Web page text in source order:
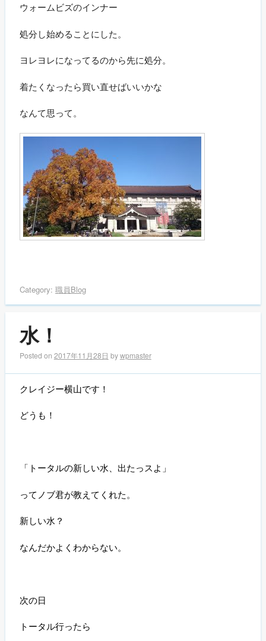
ウォームビズのインナー
処分し始めることにした。
ヨレヨレになってるのから先に処分。
着たくなったら買い直せばいいかな
なんて思って。
Category: 職員Blog
水！
Posted on 2017年11月28日 bywpmaster
クレイジー横山です！
どうも！
「トータルの新しい水、出たっスよ」
ってノブ君が教えてくれた。
新しい水？
なんだかよくわからない。
次の日
トータル行ったら